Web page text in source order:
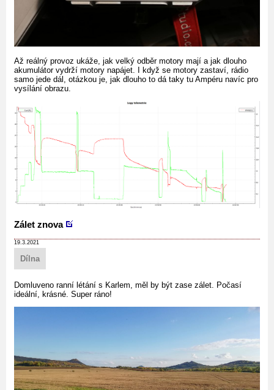
Až reálný provoz ukáže, jak velký odběr motory mají a jak dlouho
akumulátor vydrží motory napájet. I když se motory zastaví, rádio
samo jede dál, otázkou je, jak dlouho to dá taky tu Ampéru navíc pro
vysílání obrazu.
Zálet znova
19.3.2021
Dílna
Domluveno ranní létání s Karlem, měl by být zase zálet. Počasí
ideální, krásné. Super ráno!